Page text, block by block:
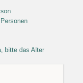
bitte das Alter